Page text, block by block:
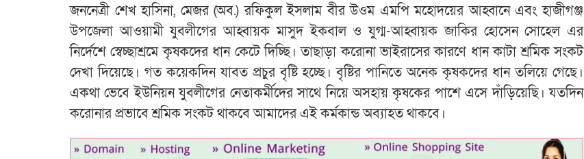
জননেত্রী শেখ হাসিনা, মেজর (অব.) রফিকুল ইসলাম বীর উওম এমপি মহোদয়ের আহ্বানে এবং হাজীগঞ্জ
উপজেলা আওয়ামী যুবলীগের আহ্বায়ক মাসুদ ইকবাল ও যুগ্ম-আহ্বায়ক জাকির হোসেন সোহেল এর
নির্দেশে স্বেচ্ছাশ্রমে কৃষকদের ধান কেটে দিচ্ছি। তাছাড়া করোনা ভাইরাসের কারণে ধান কাটা শ্রমিক সংকট
দেখা দিয়েছে। গত কয়েকদিন যাবত প্রচুর বৃষ্টি হচ্ছে। বৃষ্টির পানিতে অনেক কৃষকদের ধান তলিয়ে গেছে।
একথা ভেবে ইউনিয়ন যুবলীগের নেতাকর্মীদের সাথে নিয়ে অসহায় কৃষকের পাশে এসে দাঁড়িয়েছি। যতদিন
করোনার প্রভাবে শ্রমিক সংকট থাকবে আমাদের এই কর্মকান্ড অব্যাহত থাকবে।